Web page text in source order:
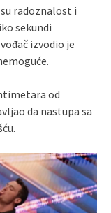
radoznalost i
sekundi
izvodio je
od
da nastupa sa